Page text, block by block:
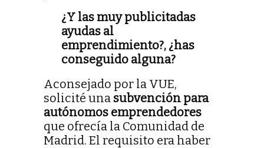
¿Y las muy publicitadas
ayudas al
emprendimiento?, ¿has
conseguido alguna?
Aconsejado por la VUE,
solicité una subvención para
autónomos emprendedores
que ofrecía la Comunidad de
Madrid. El requisito era haber